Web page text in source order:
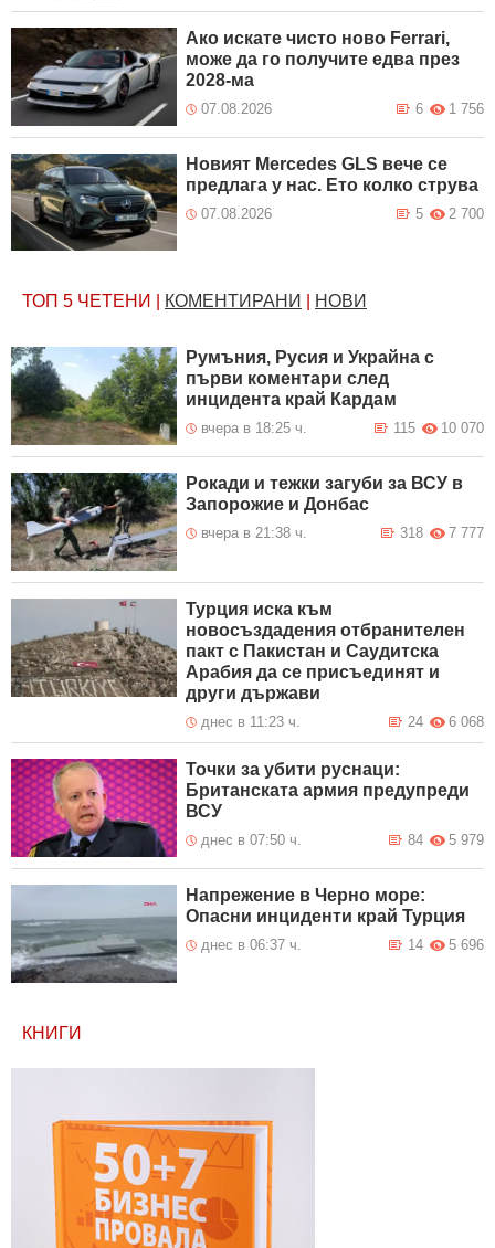
Ако искате чисто ново Ferrari,
може да го получите едва през
2028-ма
07.08.2026 1 756
6
Новият Mercedes GLS вече се
предлага у нас. Ето колко струва
07.08.2026 2 700
5
ТОП 5 ЧЕТЕНИ КОМЕНТИРАНИ НОВИ
Румъния, Русия и Украйна с
първи коментари след
инцидента край Кардам
вчера в 18:25 ч. 10 070
115
Рокади и тежки загуби за ВСУ в
Запорожие и Донбас
вчера в 21:38 ч. 7 777
318
Турция иска към
новосъздадения отбранителен
пакт с Пакистан и Саудитска
Арабия да се присъединят и
други държави
днес в 11:23 ч. 6 068
24
Точки за убити руснаци:
Британската армия предупреди
ВСУ
днес в 07:50 ч. 5 979
84
Напрежение в Черно море:
Опасни инциденти край Турция
днес в 06:37 ч. 5 696
14
КНИГИ